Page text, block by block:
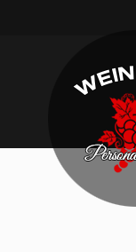
Personal